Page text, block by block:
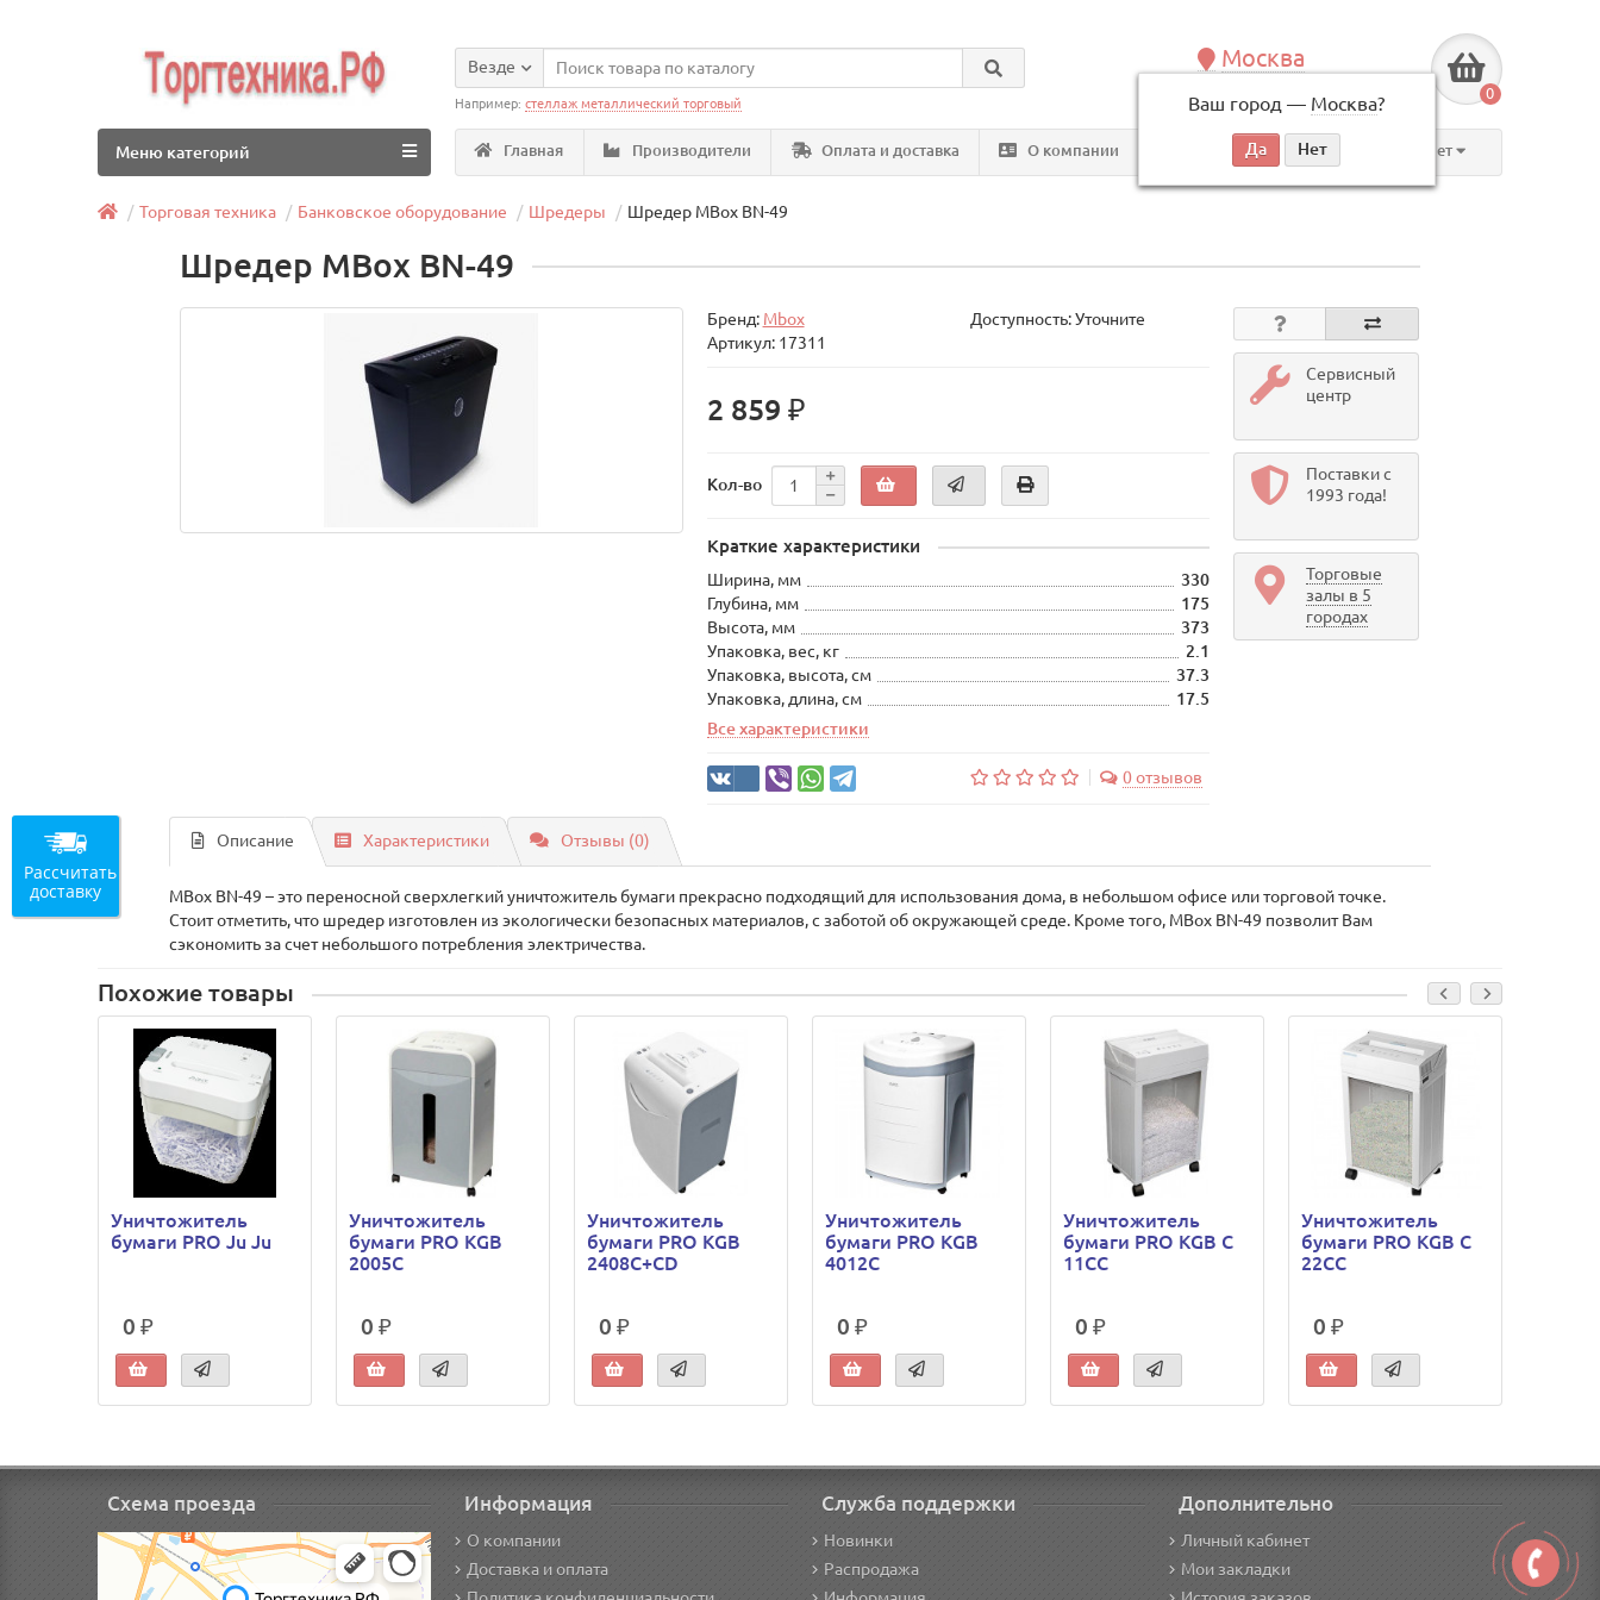
Москва
Ваш город — Москва?
по будням, с 09:00 до 18:00
0
Везде
Например:стеллаж металлический торговый
Главная Производители Оплата и доставка О компании Контакты Личный кабинет
Меню категорий
Торговая техника Банковское оборудование Шредеры Шредер MBox BN-49
Шредер MBox BN-49
Бренд: Mbox
Доступность: Уточните
Артикул: 17311
2 859 ₽
Кол-во
Краткие характеристики
Ширина, мм
330
Глубина, мм
175
Высота, мм
373
Упаковка, вес, кг
2.1
Упаковка, высота, см
37.3
Упаковка, длина, см
17.5
Все характеристики
0 отзывов
Сервисный
центр
Поставки с
1993 года!
Торговые
залы в 5
городах
Описание Характеристики Отзывы (0)
MBox BN-49 – это переносной сверхлегкий уничтожитель бумаги прекрасно подходящий для использования дома, в небольшом офисе или торговой точке.
Стоит отметить, что шредер изготовлен из экологически безопасных материалов, с заботой об окружающей среде. Кроме того, MBox BN-49 позволит Вам
сэкономить за счет небольшого потребления электричества.
Похожие товары
Уничтожитель
бумаги PRO Ju Ju
0 ₽
Уничтожитель
бумаги PRO KGB
2005С
0 ₽
Уничтожитель
бумаги PRO KGB
2408С+CD
0 ₽
Уничтожитель
бумаги PRO KGB
4012C
0 ₽
Уничтожитель
бумаги PRO KGB C
11CC
0 ₽
Уничтожитель
бумаги PRO KGB С
22CC
0 ₽
Схема проезда Информация
О компании
Доставка и оплата
Служба поддержки
Новинки
Распродажа
Дополнительно
Личный кабинет
Мои закладки
Рассчитать
доставку